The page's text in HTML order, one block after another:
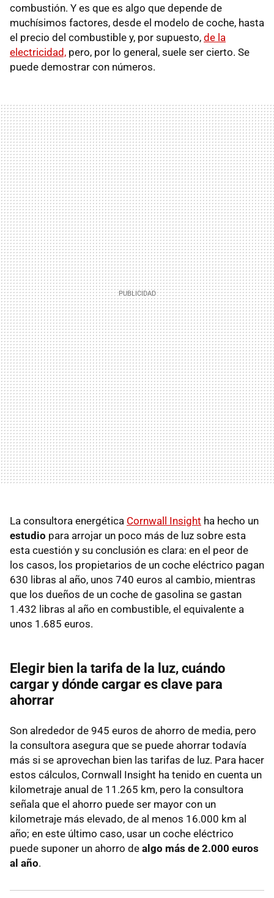
combustión. Y es que es algo que depende de
muchísimos factores, desde el modelo de coche, hasta
el precio del combustible y, por supuesto, de la
electricidad, pero, por lo general, suele ser cierto. Se
puede demostrar con números.
La consultora energética Cornwall Insight ha hecho un
estudio para arrojar un poco más de luz sobre esta
esta cuestión y su conclusión es clara: en el peor de
los casos, los propietarios de un coche eléctrico pagan
630 libras al año, unos 740 euros al cambio, mientras
que los dueños de un coche de gasolina se gastan
1.432 libras al año en combustible, el equivalente a
unos 1.685 euros.
Elegir bien la tarifa de la luz, cuándo
cargar y dónde cargar es clave para
ahorrar
Son alrededor de 945 euros de ahorro de media, pero
la consultora asegura que se puede ahorrar todavía
más si se aprovechan bien las tarifas de luz. Para hacer
estos cálculos, Cornwall Insight ha tenido en cuenta un
kilometraje anual de 11.265 km, pero la consultora
señala que el ahorro puede ser mayor con un
kilometraje más elevado, de al menos 16.000 km al
año; en este último caso, usar un coche eléctrico
puede suponer un ahorro de algo más de 2.000 euros
al año.